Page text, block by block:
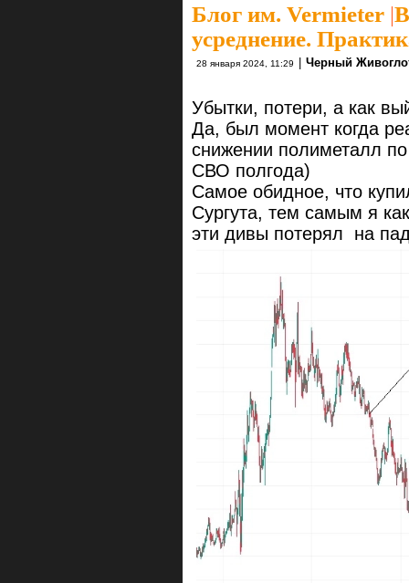
Блог им. Vermieter |
усреднение.
28 января 2024, 11:29 Черный
Убытки, потери, а как
Да, был момент когда
снижении полиметалл
СВО полгода)
Самое обидное, что
Сургута, тем самым я
эти дивы потерял на